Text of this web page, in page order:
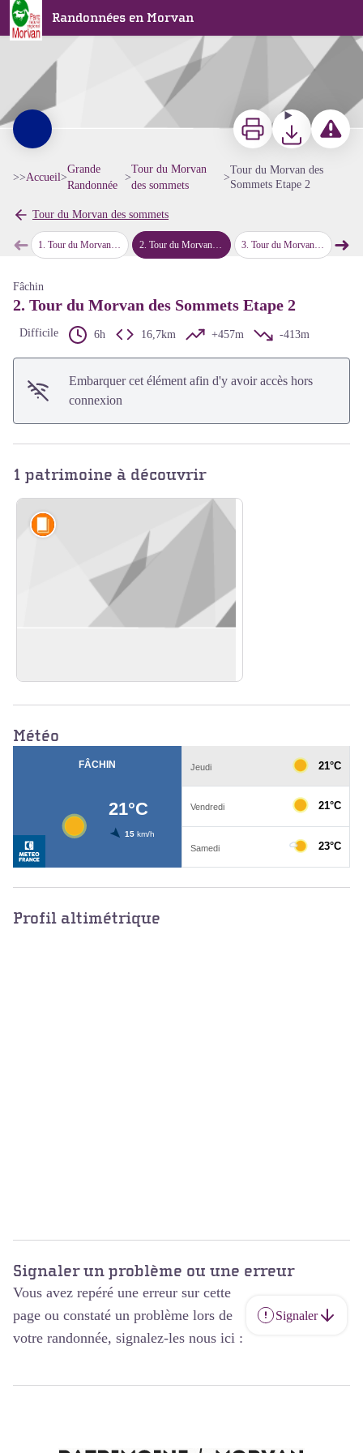
Randonnées en Morvan
Tour du Morvan des Sommets Etape 2
ImprimerTéléchargerSignaler
>>Accueil>
Grande
Randonnée
>
Tour du Morvan
des sommets
>
Tour du Morvan des
Sommets Etape 2
Tour du Morvan des sommets
➜Étape précédente
1. Tour du Morvan des Sommets Etape 1 2.Tour du Morvan des Sommets Etape 2 3. Tour du Morvan des Sommets Etape 3 4.
➜
Fâchin
2. Tour du Morvan des Sommets Etape 2
Difficile 6h 16,7km +457m -413m
Embarquer cet élément afin d'y avoir accès hors
connexion
1 patrimoine à découvrir
Voir l'image en plein écran
Légendes et croyances
Météo
Profil altimétrique
Signaler un problème ou une erreur
Vous avez repéré une erreur sur cette
page ou constaté un problème lors de
votre randonnée, signalez-les nous ici :
Signaler